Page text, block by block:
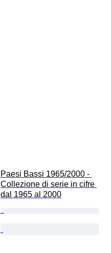
Paesi Bassi 1965/2000 -
Collezione di serie in cifre
dal 1965 al 2000